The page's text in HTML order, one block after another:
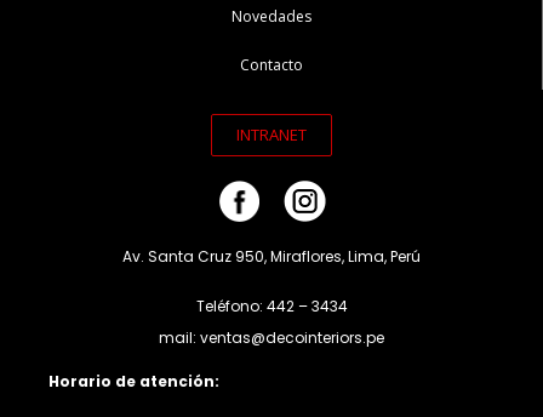
Novedades
Contacto
INTRANET
Av. Santa Cruz 950, Miraflores, Lima, Perú
Teléfono: 442 – 3434
mail: ventas@decointeriors.pe
Horario de atención: